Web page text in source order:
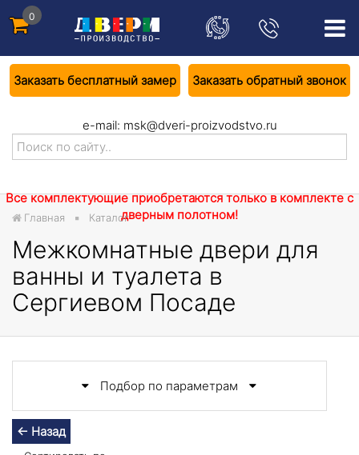
0
Заказать бесплатный замер Заказать обратный звонок
e-mail: msk@dveri-proizvodstvo.ru
Все комплектующие приобретаются только в комплекте с
дверным полотном!
Главная Каталог
Межкомнатные двери для
ванны и туалета в
Сергиевом Посаде
Подбор по параметрам
← Назад